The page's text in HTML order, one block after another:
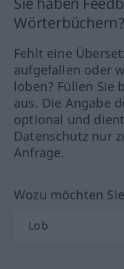
Wörterbüchern?
Fehlt eine
aufgefallen oder
loben? Füllen Sie
aus. Die Angabe
optional und
Datenschutz nur
Anfrage.
Wozu möchten